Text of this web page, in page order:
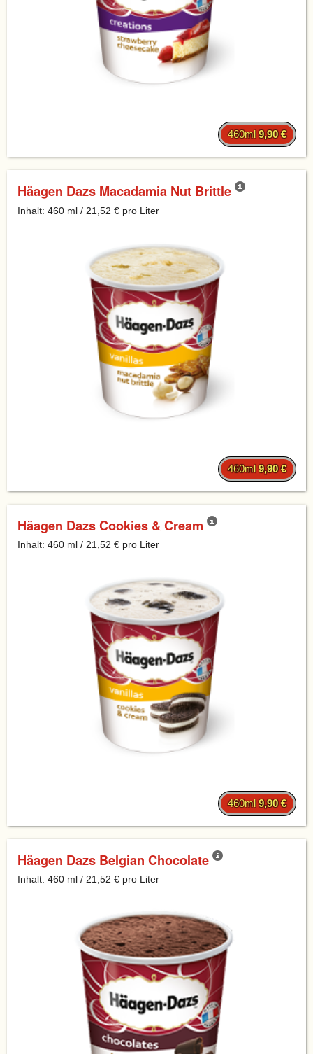
460ml9,90 €
Häagen Dazs Macadamia Nut Brittle
Inhalt: 460 ml / 21,52 € pro Liter
460ml9,90 €
Häagen Dazs Cookies & Cream
Inhalt: 460 ml / 21,52 € pro Liter
460ml9,90 €
Häagen Dazs Belgian Chocolate
Inhalt: 460 ml / 21,52 € pro Liter